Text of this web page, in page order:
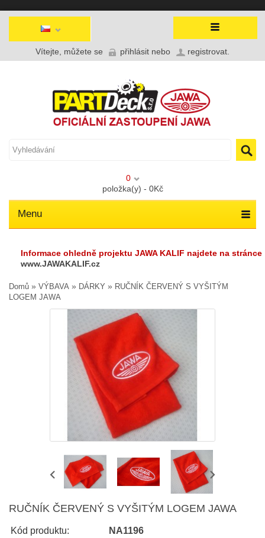
Vítejte, můžete se přihlásit nebo registrovat
0
položka(y) - 0Kč
Menu
Informace ohledně projektu JAWA KALIF najdete na stránce
www.JAWAKALIF.cz
Domů » VÝBAVA » DÁRKY » RUČNÍK ČERVENÝ S VYŠITÝM
LOGEM JAWA
RUČNÍK ČERVENÝ S VYŠITÝM LOGEM JAWA
Kód produktu:
NA1196